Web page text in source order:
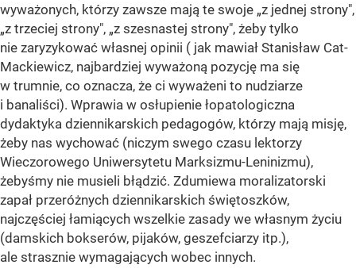
wyważonych, którzy zawsze mają te swoje „z jednej strony",
„z trzeciej strony", „z szesnastej strony", żeby tylko
nie zaryzykować własnej opinii ( jak mawiał Stanisław Cat-
Mackiewicz, najbardziej wyważoną pozycję ma się
w trumnie, co oznacza, że ci wyważeni to nudziarze
i banaliści). Wprawia w osłupienie łopatologiczna
dydaktyka dziennikarskich pedagogów, którzy mają misję,
żeby nas wychować (niczym swego czasu lektorzy
Wieczorowego Uniwersytetu Marksizmu-Leninizmu),
żebyśmy nie musieli błądzić. Zdumiewa moralizatorski
zapał przeróżnych dziennikarskich świętoszków,
najczęściej łamiących wszelkie zasady we własnym życiu
(damskich bokserów, pijaków, geszefciarzy itp.),
ale strasznie wymagających wobec innych.